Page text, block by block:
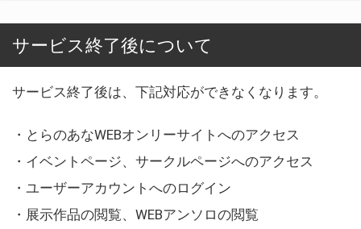
サービス終了後について
サービス終了後は、下記対応ができなくなります。
・とらのあなWEBオンリーサイトへのアクセス
・イベントページ、サークルページへのアクセス
・ユーザーアカウントへのログイン
・展示作品の閲覧、WEBアンソロの閲覧